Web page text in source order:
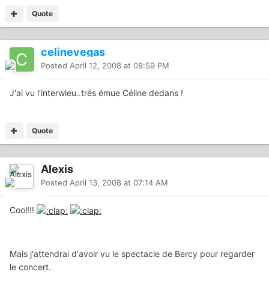
Quote
celinevegas
Posted April 12, 2008 at 09:59 PM
J'ai vu l'interwieu..trés émue Céline dedans !
Quote
Alexis
Posted April 13, 2008 at 07:14 AM
Cool!!!
Mais j'attendrai d'avoir vu le spectacle de Bercy pour regarder
le concert.